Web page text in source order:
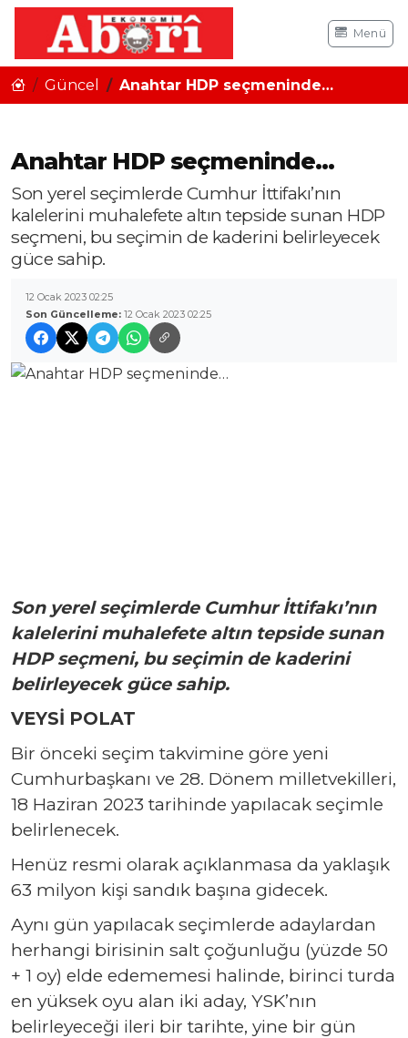
Menü
Güncel Anahtar HDP seçmeninde…
Anahtar HDP seçmeninde…
Son yerel seçimlerde Cumhur İttifakı’nın
kalelerini muhalefete altın tepside sunan HDP
seçmeni, bu seçimin de kaderini belirleyecek
güce sahip.
12 Ocak 2023 02:25
Son Güncelleme: 12 Ocak 2023 02:25
Son yerel seçimlerde Cumhur İttifakı’nın
kalelerini muhalefete altın tepside sunan
HDP seçmeni, bu seçimin de kaderini
belirleyecek güce sahip.
VEYSİ POLAT
Bir önceki seçim takvimine göre yeni
Cumhurbaşkanı ve 28. Dönem milletvekilleri,
18 Haziran 2023 tarihinde yapılacak seçimle
belirlenecek.
Henüz resmi olarak açıklanmasa da yaklaşık
63 milyon kişi sandık başına gidecek.
Aynı gün yapılacak seçimlerde adaylardan
herhangi birisinin salt çoğunluğu (yüzde 50
+ 1 oy) elde edememesi halinde, birinci turda
en yüksek oyu alan iki aday, YSK’nın
belirleyeceği ileri bir tarihte, yine bir gün